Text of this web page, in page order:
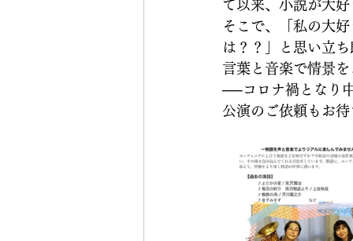
て以来、小説が大
そこで、「私の大
は？？」と思い立
言葉と音楽で情景
──コロナ禍となり
公演のご依頼もお